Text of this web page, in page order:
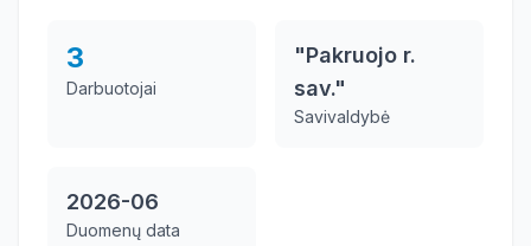
3
Darbuotojai
"Pakruojo r.
sav."
Savivaldybė
2026-06
Duomenų data